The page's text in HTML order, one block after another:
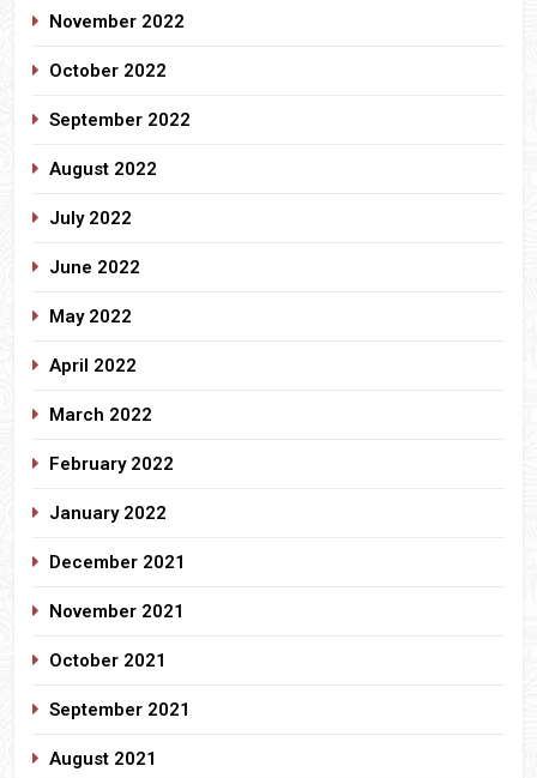
November 2022
October 2022
September 2022
August 2022
July 2022
June 2022
May 2022
April 2022
March 2022
February 2022
January 2022
December 2021
November 2021
October 2021
September 2021
August 2021